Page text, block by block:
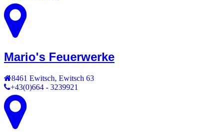
Mario's Feuerwerke
8461 Ewitsch Ewitsch 63
+43(0)664 - 3239921